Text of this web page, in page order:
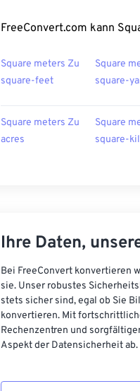
FreeConvert.com kann
Square meters Zu
square-feet
Square
square-
Square meters Zu
acres
Square
square-
Ihre Daten,
Bei FreeConvert konvertieren
sie. Unser robustes
stets sicher sind, egal ob Sie
konvertieren. Mit
Rechenzentren und
Aspekt der Datensicherheit ab.